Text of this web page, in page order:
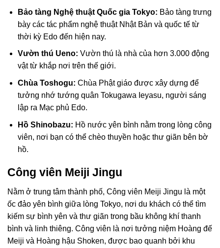
Bảo tàng Nghệ thuật Quốc gia Tokyo: Bảo tàng trưng
bày các tác phẩm nghệ thuật Nhật Bản và quốc tế từ
thời kỳ Edo đến hiện nay.
Vườn thú Ueno: Vườn thú là nhà của hơn 3.000 động
vật từ khắp nơi trên thế giới.
Chùa Toshogu: Chùa Phật giáo được xây dựng để
tưởng nhớ tướng quân Tokugawa Ieyasu, người sáng
lập ra Mạc phủ Edo.
Hồ Shinobazu: Hồ nước yên bình nằm trong lòng công
viên, nơi bạn có thể chèo thuyền hoặc thư giãn bên bờ
hồ.
Công viên Meiji Jingu
Nằm ở trung tâm thành phố, Công viên Meiji Jingu là một
ốc đảo yên bình giữa lòng Tokyo, nơi du khách có thể tìm
kiếm sự bình yên và thư giãn trong bầu không khí thanh
bình và linh thiêng. Công viên là nơi tưởng niệm Hoàng đế
Meiji và Hoàng hậu Shoken, được bao quanh bởi khu